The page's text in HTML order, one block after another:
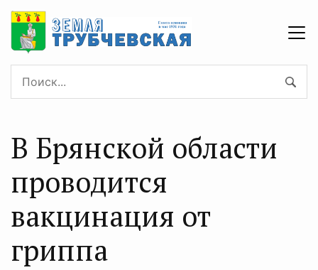
В Брянской области
проводится
вакцинация от
гриппа